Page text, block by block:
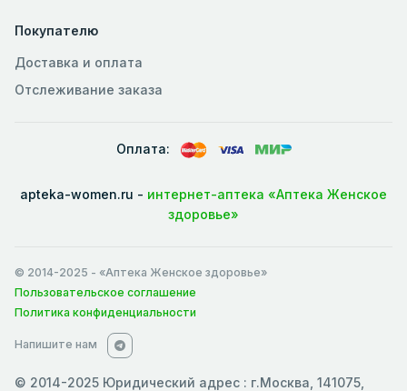
Покупателю
Доставка и оплата
Отслеживание заказа
Оплата:
apteka-women.ru - интернет-аптека «Аптека Женское
здоровье»
© 2014-2025 - «Аптека Женское здоровье»
Пользовательское соглашение
Политика конфиденциальности
Напишите нам
© 2014-2025 Юридический адрес : г.Москва, 141075,